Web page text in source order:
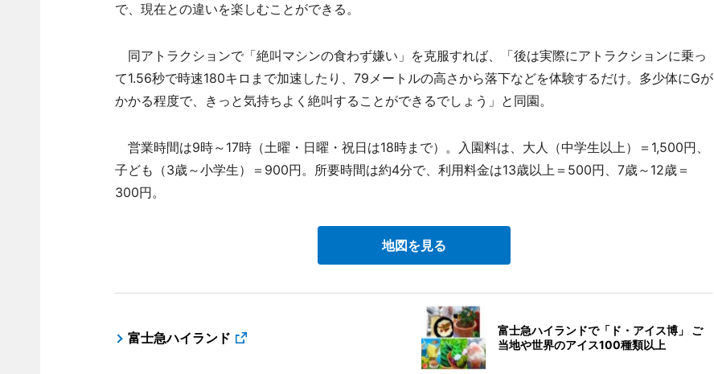
で、現在との違いを楽しむことができる。
同アトラクションで「絶叫マシンの食わず嫌い」を克服すれば、「後は実際にアトラクションに乗っ
て1.56秒で時速180キロまで加速したり、79メートルの高さから落下などを体験するだけ。多少体にGが
かかる程度で、きっと気持ちよく絶叫することができるでしょう」と同園。
営業時間は9時～17時（土曜・日曜・祝日は18時まで）。入園料は、大人（中学生以上）＝1,500円、
子ども（3歳～小学生）＝900円。所要時間は約4分で、利用料金は13歳以上＝500円、7歳～12歳＝
300円。
地図を見る
富士急ハイランド
富士急ハイランドで「ド・アイス博」 ご
当地や世界のアイス100種類以上